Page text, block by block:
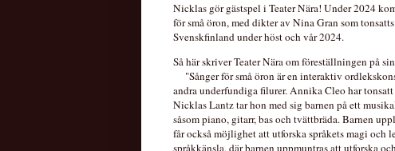
Nicklas gör gästspel i Teater Nära! Under 2024
för små öron, med dikter av Nina Gran som
Svenskfinland under höst och vår 2024.
Så här skriver Teater Nära om föreställningen på
"Sånger för små öron är en interaktiv
andra underfundiga filurer. Annika Cleo har
Nicklas Lantz tar hon med sig barnen på ett
såsom piano, gitarr, bas och tvättbräda. Barnen
får också möjlighet att utforska språkets magi